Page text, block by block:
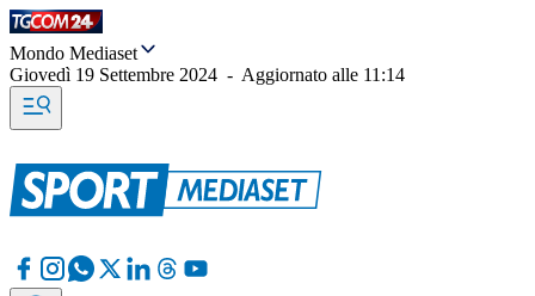
Mondo Mediaset
Giovedì 19 Settembre 2024 - Aggiornato alle 11:14